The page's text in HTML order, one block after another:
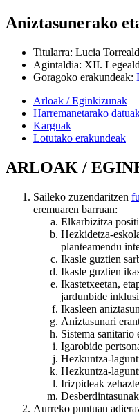
Aniztasunerako
Titularra: Lucia
Agintaldia: XII.
Goragoko erakundeak:
Arloak / Eginkizunak
Harremanetarako
Karguak
Lotutako erakundeak
ARLOAK /
Saileko zuzendaritzen
eremuaren barruan:
Elkarbizitza
Hezkidetza-
planteamendu
Ikasle guztien
Ikasle guztien
Ikastetxeetan,
jardunbide
Ikasleen
Aniztasunari
Sistema
Igarobide
Hezkuntza-
Hezkuntza-
Irizpideak
Aurreko puntuan